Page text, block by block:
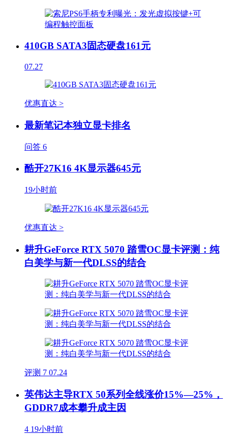
410GB SATA3固态硬盘161元
07.27
优惠直达 >
最新笔记本独立显卡排名
问答 6
酷开27K16 4K显示器645元
19小时前
优惠直达 >
耕升GeForce RTX 5070 踏雪OC显卡评测：纯
白美学与新一代DLSS的结合
评测 7 07.24
英伟达主导RTX 50系列全线涨价15%—25%，
GDDR7成本攀升成主因
4 19小时前